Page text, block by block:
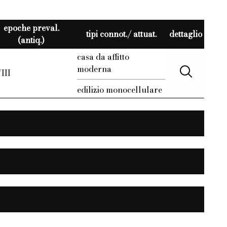
epoche preval.
(antiq.)
tipi connot./ attuat. dettaglio
casa da affitto
moderna
edilizio monocellulare